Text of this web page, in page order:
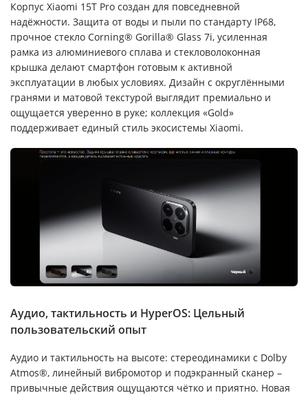
Корпус Xiaomi 15T Pro создан для повседневной
надёжности. Защита от воды и пыли по стандарту IP68,
прочное стекло Corning® Gorilla® Glass 7i, усиленная
рамка из алюминиевого сплава и стекловолоконная
крышка делают смартфон готовым к активной
эксплуатации в любых условиях. Дизайн с округлёнными
гранями и матовой текстурой выглядит премиально и
ощущается уверенно в руке; коллекция «Gold»
поддерживает единый стиль экосистемы Xiaomi.
Аудио, тактильность и HyperOS: Цельный
пользовательский опыт
Аудио и тактильность на высоте: стереодинамики с Dolby
Atmos®, линейный вибромотор и подэкранный сканер –
привычные действия ощущаются чётко и приятно. Новая